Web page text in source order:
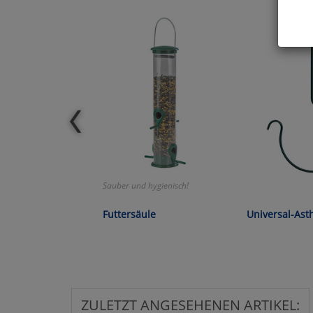
Sauber und hygienisch!
Futtersäule Universal-
ZULETZT ANGESEHENEN ARTIKEL: